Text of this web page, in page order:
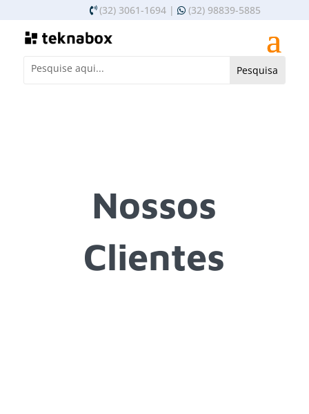
(32) 3061-1694 | (32) 98839-5885
Nossos
Clientes